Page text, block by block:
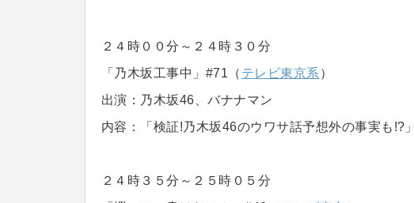
２４時００分～２４時３０分
「乃木坂工事中」#71（ テレビ東京系 ）
出演：乃木坂46、バナナマン
内容：「検証!乃木坂46のウワサ話予想外の事実も!?」
２４時３５分～２５時０５分